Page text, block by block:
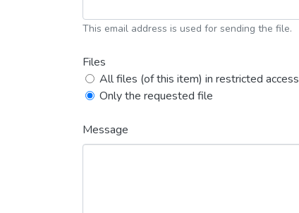
This email address is used for sending the file.
Files
All files (of this item) in restricted access
Only the requested file
Message